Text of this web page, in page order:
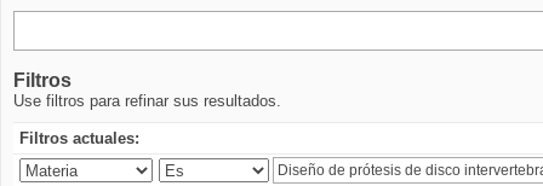
Filtros
Use filtros para refinar sus resultados.
Filtros actuales: